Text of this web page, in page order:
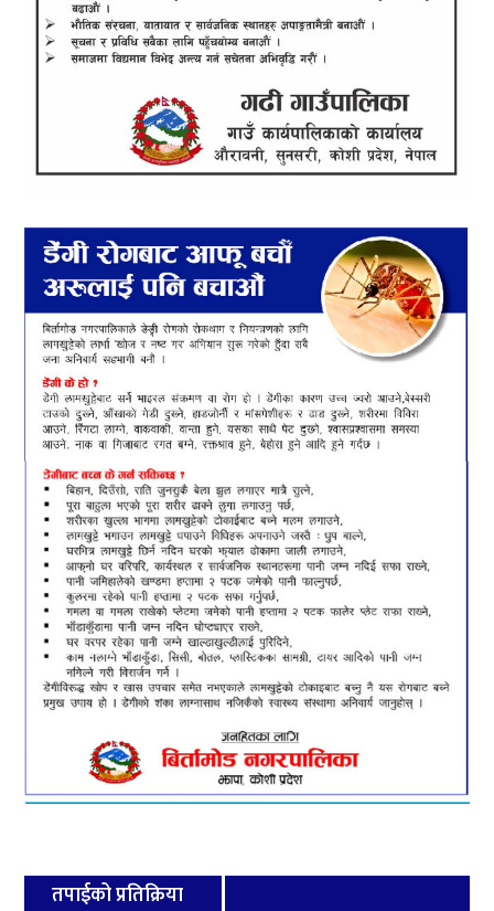
तपाईको प्रतिक्रिया